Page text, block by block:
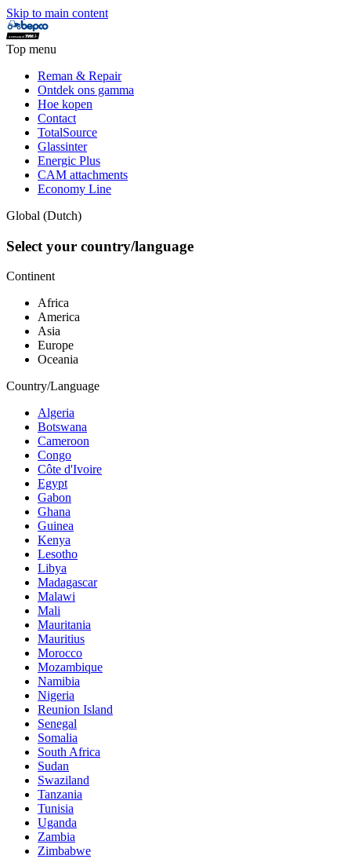
Skip to main content
Top menu
Reman & Repair
Ontdek ons gamma
Hoe kopen
Contact
TotalSource
Glassinter
Energic Plus
CAM attachments
Economy Line
Global (Dutch)
Select your country/language
Continent
Africa
America
Asia
Europe
Oceania
Country/Language
Algeria
Botswana
Cameroon
Congo
Côte d'Ivoire
Egypt
Gabon
Ghana
Guinea
Kenya
Lesotho
Libya
Madagascar
Malawi
Mali
Mauritania
Mauritius
Morocco
Mozambique
Namibia
Nigeria
Reunion Island
Senegal
Somalia
South Africa
Sudan
Swaziland
Tanzania
Tunisia
Uganda
Zambia
Zimbabwe